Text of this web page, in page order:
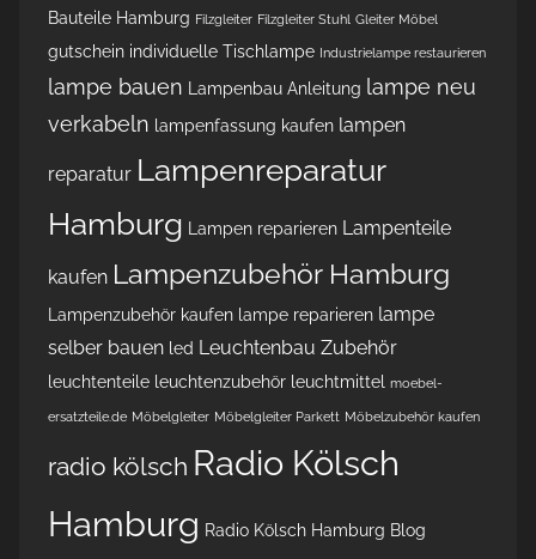
Bauteile Hamburg Filzgleiter Filzgleiter Stuhl Gleiter Möbel
gutschein individuelle Tischlampe Industrielampe restaurieren
lampe bauen Lampenbau Anleitung lampe neu
verkabeln lampenfassung kaufen lampen
reparatur Lampenreparatur
Hamburg Lampen reparieren Lampenteile
kaufen Lampenzubehör Hamburg
Lampenzubehör kaufen lampe reparieren lampe
selber bauen led Leuchtenbau Zubehör
leuchtenteile leuchtenzubehör leuchtmittel moebel-
ersatzteile.de Möbelgleiter Möbelgleiter Parkett Möbelzubehör kaufen
radio kölsch Radio Kölsch
Hamburg Radio Kölsch Hamburg Blog